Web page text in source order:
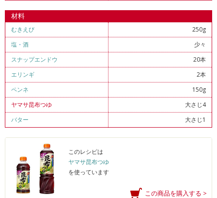
材料
むきえび
250g
塩 ・ 酒
少々
スナップエンドウ
20本
エリンギ
2本
ペンネ
150g
ヤマサ昆布つゆ
大さじ4
バター
大さじ1
このレシピは
ヤマサ昆布つゆ
を使っています
この商品を購入する >